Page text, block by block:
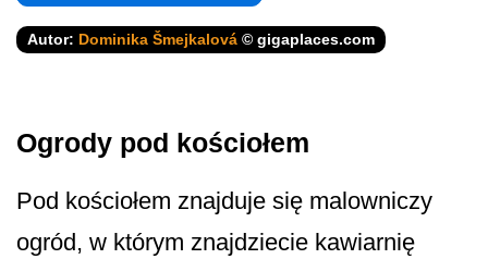
Autor: Dominika Šmejkalová © gigaplaces.com
Ogrody pod kościołem
Pod kościołem znajduje się malowniczy
ogród, w którym znajdziecie kawiarnię